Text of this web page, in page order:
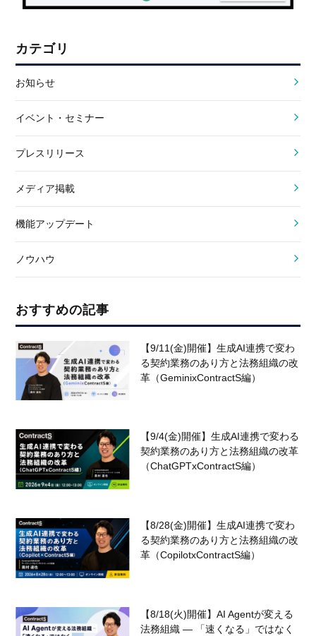
カテゴリ
お知らせ
イベント・セミナー
プレスリリース
メディア掲載
機能アップデート
ノウハウ
おすすめの記事
【9/11(金)開催】生成AI連携で変わ
る契約業務のあり方と法務組織の改
革（GeminixContractS編）
【9/4(金)開催】生成AI連携で変わる
契約業務のあり方と法務組織の改革
（ChatGPTxContractS編）
【8/28(金)開催】生成AI連携で変わ
る契約業務のあり方と法務組織の改
革（CopilotxContractS編）
【8/18(火)開催】AI Agentが変える
法務組織 — 「速くなる」ではなく